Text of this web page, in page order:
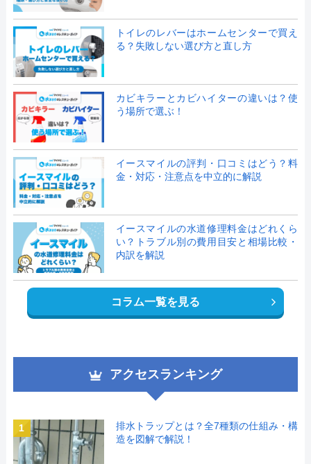
トイレのレバーはホームセンターで買え
る？失敗しない選び方と直し方
カビキラーとカビハイターの違いは？使
う場所で選ぶ！
イースマイルの評判・口コミはどう？料
金・対応・注意点を中立的に解説
イースマイルの水道修理料金はどれくら
い？トラブル別の費用目安と相場比較・
内訳を解説
コラム一覧を見る
アクセスランキング
1
排水トラップとは？全7種類の仕組み・構
造を図解で解説！